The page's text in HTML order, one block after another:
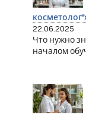
22.06.2025
Что нужно
началом